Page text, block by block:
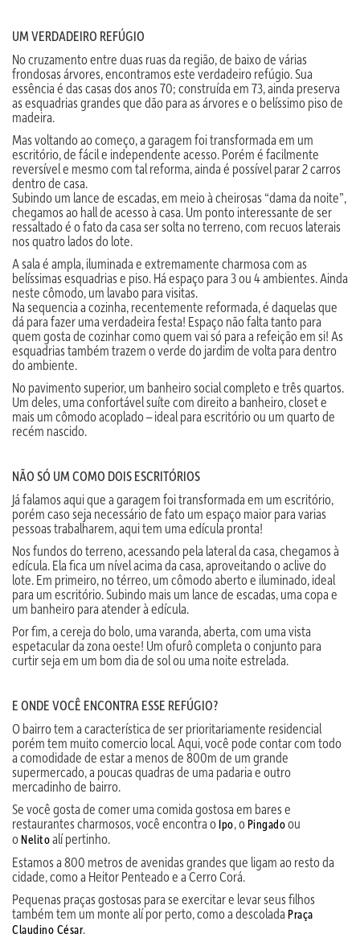
UM VERDADEIRO REFÚGIO
No cruzamento entre duas ruas da região, de baixo de várias
frondosas árvores, encontramos este verdadeiro refúgio. Sua
essência é das casas dos anos 70; construída em 73, ainda preserva
as esquadrias grandes que dão para as árvores e o belíssimo piso de
madeira.
Mas voltando ao começo, a garagem foi transformada em um
escritório, de fácil e independente acesso. Porém é facilmente
reversível e mesmo com tal reforma, ainda é possível parar 2 carros
dentro de casa.
Subindo um lance de escadas, em meio à cheirosas “dama da noite”,
chegamos ao hall de acesso à casa. Um ponto interessante de ser
ressaltado é o fato da casa ser solta no terreno, com recuos laterais
nos quatro lados do lote.
A sala é ampla, iluminada e extremamente charmosa com as
belíssimas esquadrias e piso. Há espaço para 3 ou 4 ambientes. Ainda
neste cômodo, um lavabo para visitas.
Na sequencia a cozinha, recentemente reformada, é daquelas que
dá para fazer uma verdadeira festa! Espaço não falta tanto para
quem gosta de cozinhar como quem vai só para a refeição em si! As
esquadrias também trazem o verde do jardim de volta para dentro
do ambiente.
No pavimento superior, um banheiro social completo e três quartos.
Um deles, uma confortável suíte com direito a banheiro, closet e
mais um cômodo acoplado – ideal para escritório ou um quarto de
recém nascido.
NÃO SÓ UM COMO DOIS ESCRITÓRIOS
Já falamos aqui que a garagem foi transformada em um escritório,
porém caso seja necessário de fato um espaço maior para varias
pessoas trabalharem, aqui tem uma edícula pronta!
Nos fundos do terreno, acessando pela lateral da casa, chegamos à
edícula. Ela fica um nível acima da casa, aproveitando o aclive do
lote. Em primeiro, no térreo, um cômodo aberto e iluminado, ideal
para um escritório. Subindo mais um lance de escadas, uma copa e
um banheiro para atender à edícula.
Por fim, a cereja do bolo, uma varanda, aberta, com uma vista
espetacular da zona oeste! Um ofurô completa o conjunto para
curtir seja em um bom dia de sol ou uma noite estrelada.
E ONDE VOCÊ ENCONTRA ESSE REFÚGIO?
O bairro tem a característica de ser prioritariamente residencial
porém tem muito comercio local. Aqui, você pode contar com todo
a comodidade de estar a menos de 800m de um grande
supermercado, a poucas quadras de uma padaria e outro
mercadinho de bairro.
Se você gosta de comer uma comida gostosa em bares e
restaurantes charmosos, você encontra o Ipo, o Pingadoou
oNelitoalí pertinho.
Estamos a 800 metros de avenidas grandes que ligam ao resto da
cidade, como a Heitor Penteado e a Cerro Corá.
Pequenas praças gostosas para se exercitar e levar seus filhos
também tem um monte alí por perto, como a descolada Praça
Claudino César.